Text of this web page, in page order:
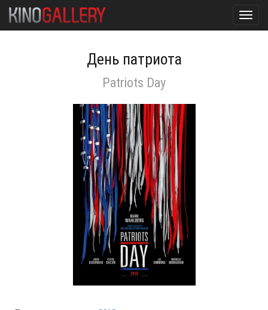
День патриота
Patriots Day